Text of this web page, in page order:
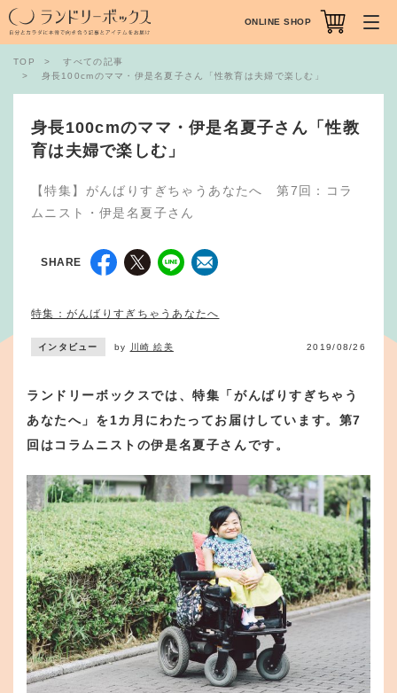
TOP
すべての記事
身長100cmのママ・伊是名夏子さん「性教育は夫婦で楽しむ」
身長100cmのママ・伊是名夏子さん「性教
育は夫婦で楽しむ」
【特集】がんばりすぎちゃうあなたへ 第7回：コラ
ムニスト・伊是名夏子さん
SHARE
特集：がんばりすぎちゃうあなたへ
インタビュー by 川崎 絵美 2019/08/26
ランドリーボックスでは、特集「がんばりすぎちゃう
あなたへ」を1カ月にわたってお届けしています。第7
回はコラムニストの伊是名夏子さんです。
ONLINE SHOP